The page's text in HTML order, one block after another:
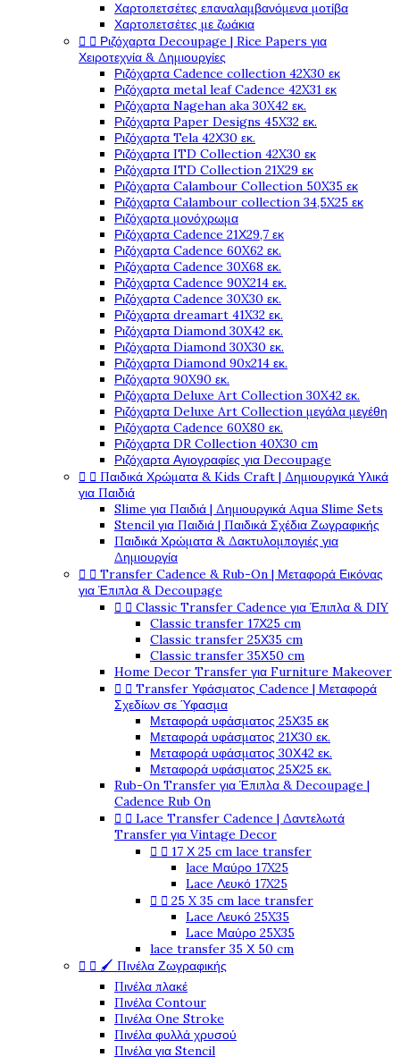
Χαρτοπετσέτες επαναλαμβανόμενα μοτίβα
Χαρτοπετσέτες με ζωάκια
  Ριζόχαρτα Decoupage | Rice Papers για
Χειροτεχνία & Δημιουργίες
Ριζόχαρτα Cadence collection 42X30 εκ
Ριζόχαρτα metal leaf Cadence 42X31 εκ
Ριζόχαρτα Nagehan aka 30X42 εκ.
Ριζόχαρτα Paper Designs 45X32 εκ.
Ριζόχαρτα Tela 42Χ30 εκ.
Ριζόχαρτα ITD Collection 42X30 εκ
Ριζόχαρτα ITD Collection 21X29 εκ
Ριζόχαρτα Calambour Collection 50X35 εκ
Ριζόχαρτα Calambour collection 34,5X25 εκ
Ριζόχαρτα μονόχρωμα
Ριζόχαρτα Cadence 21Χ29,7 εκ
Ριζόχαρτα Cadence 60X62 εκ.
Ριζόχαρτα Cadence 30X68 εκ.
Ριζόχαρτα Cadence 90X214 εκ.
Ριζόχαρτα Cadence 30X30 εκ.
Ριζόχαρτα dreamart 41X32 εκ.
Ριζόχαρτα Diamond 30X42 εκ.
Ριζόχαρτα Diamond 30X30 εκ.
Ριζόχαρτα Diamond 90x214 εκ.
Ριζόχαρτα 90X90 εκ.
Ριζόχαρτα Deluxe Art Collection 30X42 εκ.
Ριζόχαρτα Deluxe Art Collection μεγάλα μεγέθη
Ριζόχαρτα Cadence 60X80 εκ.
Ριζόχαρτα DR Collection 40X30 cm
Ριζόχαρτα Αγιογραφίες για Decoupage
  Παιδικά Χρώματα & Kids Craft | Δημιουργικά Υλικά
για Παιδιά
Slime για Παιδιά | Δημιουργικά Aqua Slime Sets
Stencil για Παιδιά | Παιδικά Σχέδια Ζωγραφικής
Παιδικά Χρώματα & Δακτυλομπογιές για
Δημιουργία
  Transfer Cadence & Rub-On | Μεταφορά Εικόνας
για Έπιπλα & Decoupage
  Classic Transfer Cadence για Έπιπλα & DIY
Classic transfer 17Χ25 cm
Classic transfer 25Χ35 cm
Classic transfer 35Χ50 cm
Home Decor Transfer για Furniture Makeover
  Transfer Υφάσματος Cadence | Μεταφορά
Σχεδίων σε Ύφασμα
Μεταφορά υφάσματος 25Χ35 εκ
Μεταφορά υφάσματος 21Χ30 εκ.
Μεταφορά υφάσματος 30Χ42 εκ.
Μεταφορά υφάσματος 25Χ25 εκ.
Rub-On Transfer για Έπιπλα & Decoupage |
Cadence Rub On
  Lace Transfer Cadence | Δαντελωτά
Transfer για Vintage Decor
  17 Χ 25 cm lace transfer
lace Μαύρο 17X25
Lace Λευκό 17X25
  25 X 35 cm lace transfer
Lace Λευκό 25X35
Lace Μαύρο 25X35
lace transfer 35 Χ 50 cm
  🖌️ Πινέλα Ζωγραφικής
Πινέλα πλακέ
Πινέλα Contour
Πινέλα One Stroke
Πινέλα φυλλά χρυσού
Πινέλα για Stencil